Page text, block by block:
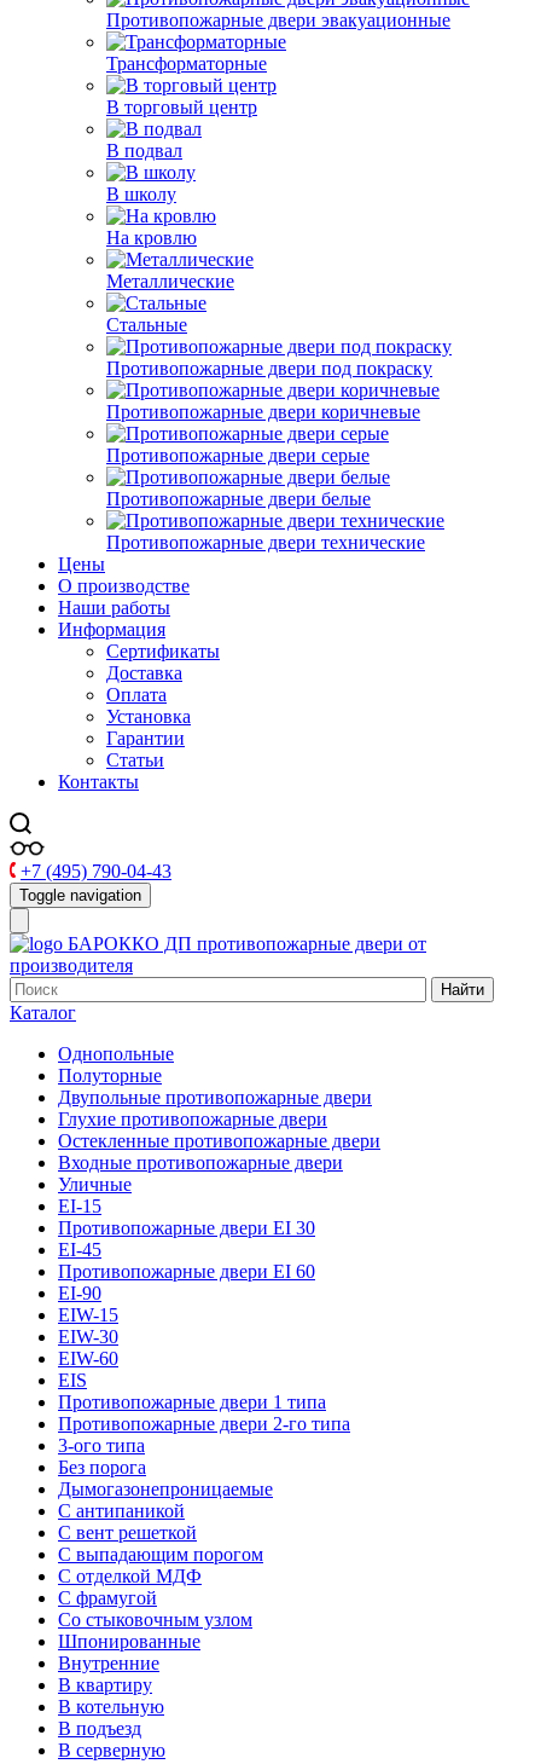
Противопожарные двери эвакуационные
Трансформаторные
В торговый центр
В подвал
В школу
На кровлю
Металлические
Стальные
Противопожарные двери под покраску
Противопожарные двери коричневые
Противопожарные двери серые
Противопожарные двери белые
Противопожарные двери технические
Цены
О производстве
Наши работы
Информация
Сертификаты
Доставка
Оплата
Установка
Гарантии
Статьи
Контакты
+7 (495) 790-04-43
Toggle navigation
БАРОККО ДП противопожарные двери от
производителя
Найти
Каталог
Однопольные
Полуторные
Двупольные противопожарные двери
Глухие противопожарные двери
Остекленные противопожарные двери
Входные противопожарные двери
Уличные
EI-15
Противопожарные двери EI 30
EI-45
Противопожарные двери EI 60
EI-90
EIW-15
EIW-30
EIW-60
EIS
Противопожарные двери 1 типа
Противопожарные двери 2-го типа
3-ого типа
Без порога
Дымогазонепроницаемые
С антипаникой
С вент решеткой
С выпадающим порогом
С отделкой МДФ
С фрамугой
Со стыковочным узлом
Шпонированные
Внутренние
В квартиру
В котельную
В подъезд
В серверную